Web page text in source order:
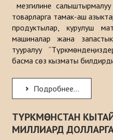
Туркменистан
Ѳзбекистан
Азербайджан
Макалалар
Маалыматтык бюллетендер
мезгилине
товарларга тамак-аш
продуктылар, курулуш
машиналар жана
тууралуу
басма сөз кызматы
Подробнее...
ТҮРКМӨНСТАН
МИЛЛИАРД